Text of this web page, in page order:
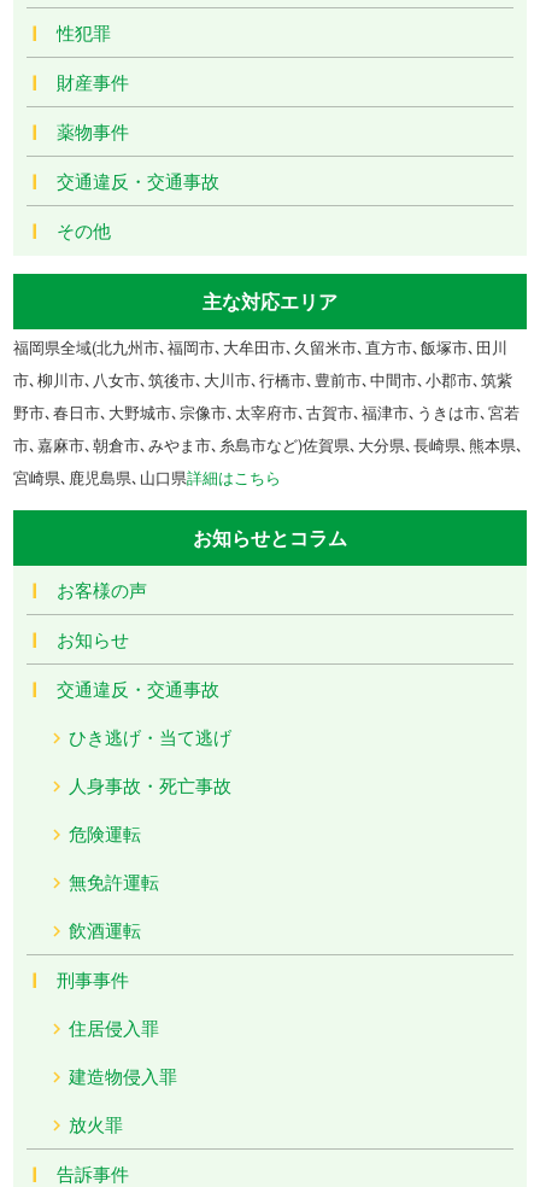
性犯罪
財産事件
薬物事件
交通違反・交通事故
その他
主な対応エリア
福岡県全域(北九州市､福岡市､大牟田市､久留米市､直方市､飯塚市､田川
市､柳川市､八女市､筑後市､大川市､行橋市､豊前市､中間市､小郡市､筑紫
野市､春日市､大野城市､宗像市､太宰府市､古賀市､福津市､うきは市､宮若
市､嘉麻市､朝倉市､みやま市､糸島市など)佐賀県､大分県､長崎県､熊本県､
宮崎県､鹿児島県､山口県詳細はこちら
お知らせとコラム
お客様の声
お知らせ
交通違反・交通事故
ひき逃げ・当て逃げ
人身事故・死亡事故
危険運転
無免許運転
飲酒運転
刑事事件
住居侵入罪
建造物侵入罪
放火罪
告訴事件